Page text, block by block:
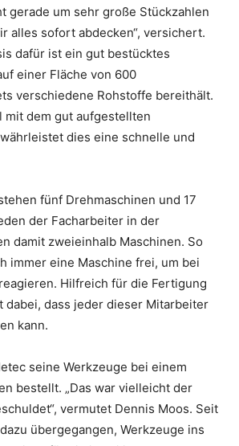
gerade um sehr große Stückzahlen
alles sofort abdecken“, versichert.
dafür ist ein gut bestücktes
einer Fläche von 600
verschiedene Rohstoffe bereithält.
mit dem gut aufgestellten
dies eine schnelle und
fünf Drehmaschinen und 17
der Facharbeiter in der
damit zweieinhalb Maschinen. So
immer eine Maschine frei, um bei
Hilfreich für die Fertigung
dabei, dass jeder dieser Mitarbeiter
kann.
seine Werkzeuge bei einem
bestellt. „Das war vielleicht der
vermutet Dennis Moos. Seit
übergegangen, Werkzeuge ins